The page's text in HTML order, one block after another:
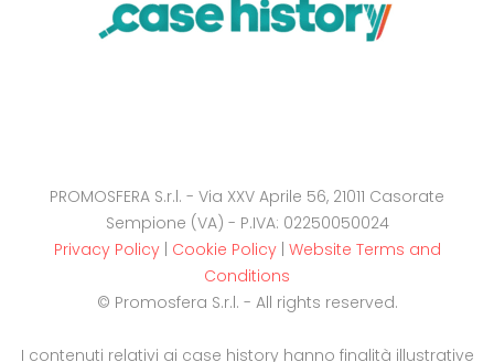
PROMOSFERA S.r.l. - Via XXV Aprile 56, 21011 Casorate
Sempione (VA) - P.IVA: 02250050024
Privacy Policy| Cookie Policy| Website Terms and
Conditions
© Promosfera S.r.l. - All rights reserved.
I contenuti relativi ai case history hanno finalità illustrative